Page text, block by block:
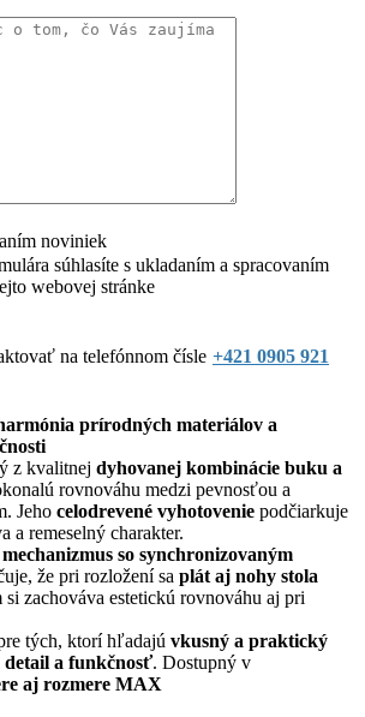
noviniek
súhlasíte s ukladaním a spracovaním
webovej stránke
na telefónnom čísle +421 0905 921
prírodných materiálov a
z kvalitnej dyhovanej kombinácie buku a
rovnováhu medzi pevnosťou a
Jeho celodrevené vyhotovenie podčiarkuje
a remeselný charakter.
so synchronizovaným
že pri rozložení sa plát aj nohy stola
si zachováva estetickú rovnováhu aj pri
tých, ktorí hľadajú vkusný a praktický
detail a funkčnosť. Dostupný v
aj rozmere MAX